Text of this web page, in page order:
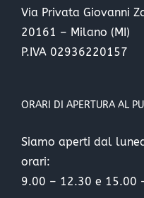
Via Privata Giovanni
20161 – Milano (MI)
P.IVA 02936220157
ORARI DI APERTURA AL
Siamo aperti dal
orari:
9.00 – 12.30 e 15.00